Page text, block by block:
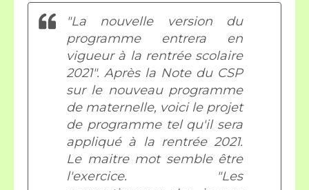
"La nouvelle version du
programme entrera en
vigueur à la rentrée scolaire
2021". Après la Note du CSP
sur le nouveau programme
de maternelle, voici le projet
de programme tel qu'il sera
appliqué à la rentrée 2021.
Le maitre mot semble être
l'exercice. "Les